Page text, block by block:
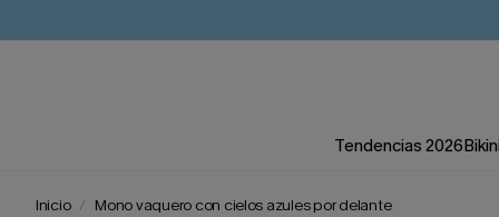
Tendencias 2026
Inicio Mono vaquero con cielos azules por delante